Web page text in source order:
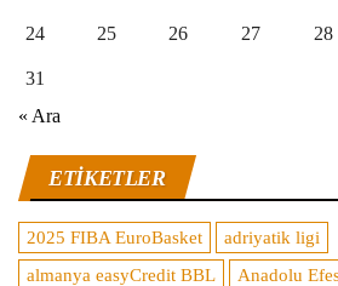
24 25 26 27 28
31
« Ara
ETIKETLER
2025 FIBA EuroBasket
adriyatik ligi
almanya easyCredit BBL
Anadolu